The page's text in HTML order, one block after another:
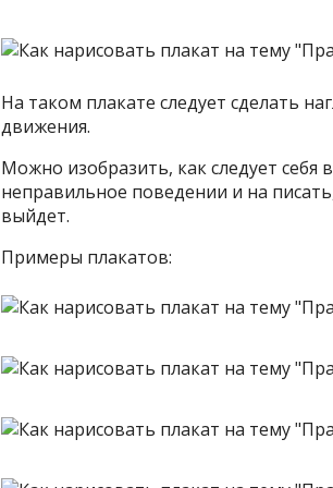
На таком плакате следует сделать
движения.
Можно изобразить, как следует себя
неправильное поведении и на
выйдет.
Примеры плакатов: